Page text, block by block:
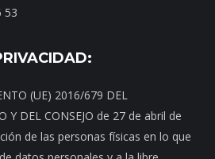
53
(UE) 2016/679 DEL
Y DEL CONSEJO de 27 de abril de
de las personas físicas en lo que